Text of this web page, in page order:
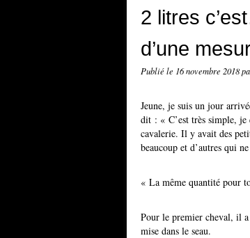
2 litres
d’une
Publié le 16 novembre 2018
Jeune, je suis un jour
dit : « C’est très simple, je
cavalerie. Il y avait des
beaucoup et d’autres qui
« La même quantité pour
Pour le premier cheval, il a
mise dans le seau.